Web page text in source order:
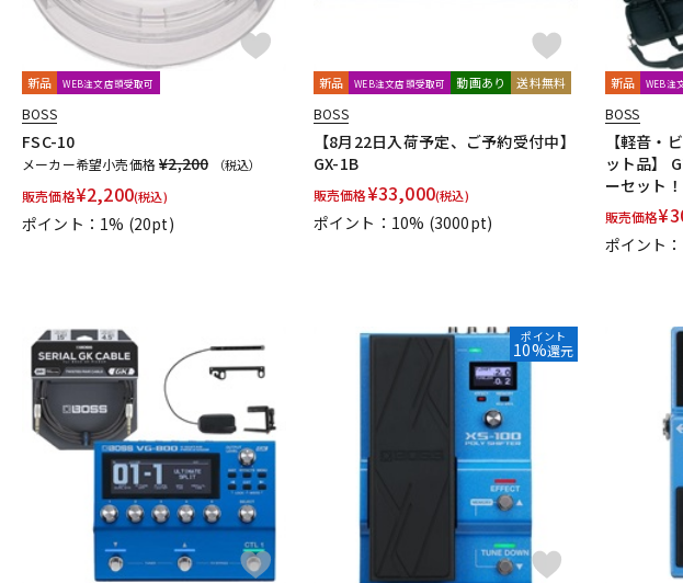
新品 WEB注文店頭受取可
BOSS
FSC-10
メーカー希望小売価格¥2,200 （税込）
販売価格¥2,200(税込)
ポイント：1% (20pt)
新品 WEB注文店頭受取可 動画あり 送料無料
BOSS
【8月22日入荷予定、ご予約受付中】
GX-1B
販売価格¥33,000(税込)
ポイント：10% (3000pt)
新品 WEB注
BOSS
【軽音・
ット品】
ーセット！
販売価格¥
ポイント
ポイント
10%還元